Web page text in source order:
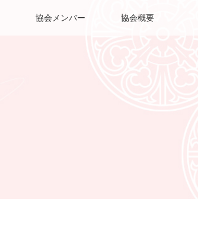
協会メンバー 協会概要